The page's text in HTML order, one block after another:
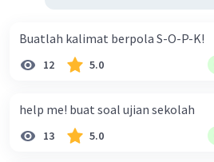
Buatlah kalimat berpola S-O-P-K!
12 5.0
help me! buat soal ujian sekolah
13 5.0